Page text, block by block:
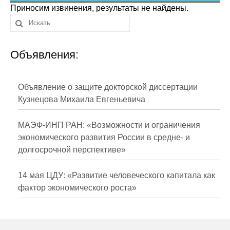
Сотрудники
Отчетность
Противодействие коррупции
Публикации
Научная жизнь
Издания
Проблемы прогнозирования
О журнале
Приносим извинения, результаты не найдены.
Объявления:
Объявление о защите докторской диссертации
Кузнецова Михаила Евгеньевича
МАЭФ-ИНП РАН: «Возможности и ограничения
экономического развития России в средне- и
долгосрочной перспективе»
14 мая ЦДУ: «Развитие человеческого капитала как
фактор экономического роста»